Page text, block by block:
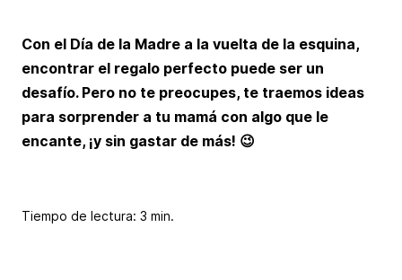
Con el Día de la Madre a la vuelta de la esquina,
encontrar el regalo perfecto puede ser un
desafío. Pero no te preocupes, te traemos ideas
para sorprender a tu mamá con algo que le
encante, ¡y sin gastar de más! 😉
Tiempo de lectura: 3 min.